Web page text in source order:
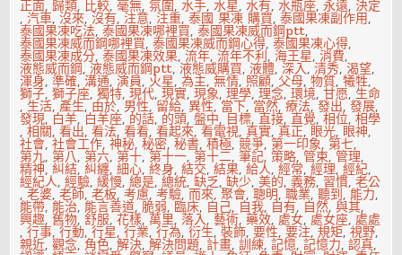
正面,歸類, 比較,毫無,氛圍,水手,水星,水有,水瓶座,永遠,決定
,汽車,沒來,沒有,注意, 注重,泰國 果凍 購買,泰國果凍副作用,
泰國果凍吃法,泰國果凍哪裡買,泰國果凍威而鋼ptt,
泰國果凍威而鋼哪裡買,泰國果凍威而鋼心得,泰國果凍心得,
泰國果凍成分,泰國果凍效果,流年,流年不利,海王星,消費,
液態威而鋼,液態威而鋼ptt,液態威購買,液體,深入,清秀,渴望,
渾身,準確,溝通,演員, 火星,為主,無情, 照顧,父母,物質,犧牲,
獅子,獅子座,獨特,現代,現實,現象,理學,理念,環境,甘愿,生命
,生活,產生, 由於, 男性, 留給,異性, 當下, 當然,療法,發出,發展,
發現, 白羊, 白羊座, 的話, 的頭,盤中, 目標,直接,直覺,相位,相學
,相關,看出,看法,看看,看起來,看電視,真實,真正, 眼光, 眼神,
社會,社會工作,神秘,秘密,秘書,積極,競爭,第一印象, 第七,
第九, 第八, 第六, 第十,第十一,第十二,筆記,策略,管束,管理,
精神, 糾結, 糾纏,細心,終身,結交,結果,給人,經常,經理,經紀,
經紀人,經驗,緩慢,總是,總統,缺乏,缺少,美的,義務, 習慣,老公
,老婆,老師,老板,考慮,考驗,而來,聚會,聰明,職業,聽到, 能力,
能帶,能治,能言善道,脆弱, 臨床, 自己, 自我, 自有, 自然,與其,
興趣,舊物,舒服,花樣,萬里,落入,藝術,藥效, 處女, 處女座, 處處
,行事,行動,行星,行業,行為,衍生,裝飾,要性,要注,規矩,視野,
親近,觀念, 角色,解決,解決問題, 計畫,訓練,記憶,記憶力,認真,